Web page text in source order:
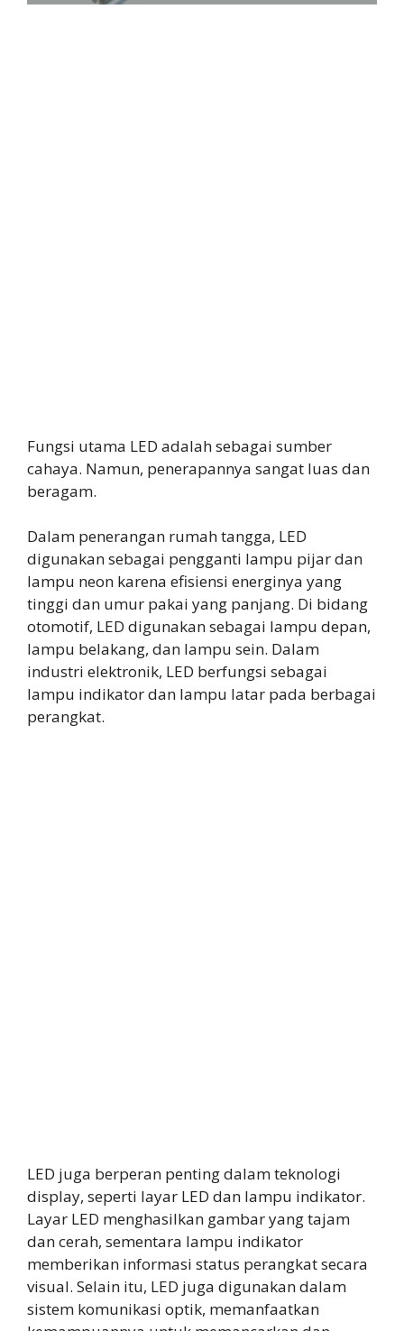
Fungsi utama LED adalah sebagai sumber
cahaya. Namun, penerapannya sangat luas dan
beragam.
Dalam penerangan rumah tangga, LED
digunakan sebagai pengganti lampu pijar dan
lampu neon karena efisiensi energinya yang
tinggi dan umur pakai yang panjang. Di bidang
otomotif, LED digunakan sebagai lampu depan,
lampu belakang, dan lampu sein. Dalam
industri elektronik, LED berfungsi sebagai
lampu indikator dan lampu latar pada berbagai
perangkat.
LED juga berperan penting dalam teknologi
display, seperti layar LED dan lampu indikator.
Layar LED menghasilkan gambar yang tajam
dan cerah, sementara lampu indikator
memberikan informasi status perangkat secara
visual. Selain itu, LED juga digunakan dalam
sistem komunikasi optik, memanfaatkan